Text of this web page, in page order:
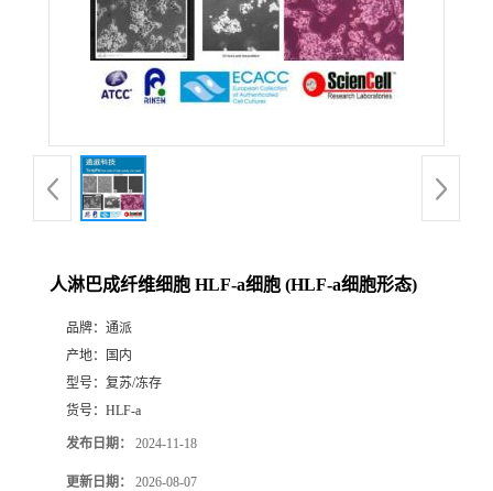
人淋巴成纤维细胞 HLF-a细胞 (HLF-a细胞形态)
品牌： 通派
产地：
国内
型号： 复苏/冻存
货号： HLF-a
发布日期： 2024-11-18
更新日期： 2026-08-07